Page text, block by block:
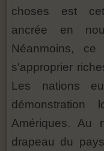
choses est
ancrée en
Néanmoins,
s'approprier
Les nations
Amériques.
drapeau du